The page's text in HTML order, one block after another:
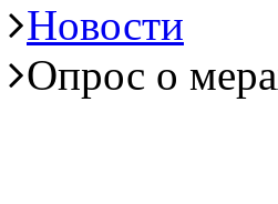
Новости
Опрос о